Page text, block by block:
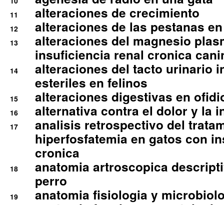
11 alteraciones de crecimiento
12 alteraciones de las pestanas
13
alteraciones del magnesio
insuficiencia renal cronica
14
alteraciones del tacto urinario
esteriles en felinos
15 alteraciones digestivas en
16 alternativa contra el dolor y la
17
analisis retrospectivo del
hiperfosfatemia en gatos con
cronica
18
anatomia artroscopica
perro
19 anatomia fisiologia y